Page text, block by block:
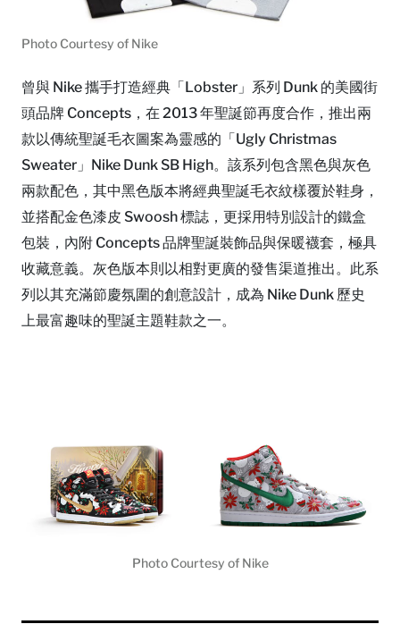
Photo Courtesy of Nike
曾與 Nike 攜手打造經典「Lobster」系列 Dunk 的美國街
頭品牌 Concepts，在 2013 年聖誕節再度合作，推出兩
款以傳統聖誕毛衣圖案為靈感的「Ugly Christmas
Sweater」Nike Dunk SB High。該系列包含黑色與灰色
兩款配色，其中黑色版本將經典聖誕毛衣紋樣覆於鞋身，
並搭配金色漆皮 Swoosh 標誌，更採用特別設計的鐵盒
包裝，內附 Concepts 品牌聖誕裝飾品與保暖襪套，極具
收藏意義。灰色版本則以相對更廣的發售渠道推出。此系
列以其充滿節慶氛圍的創意設計，成為 Nike Dunk 歷史
上最富趣味的聖誕主題鞋款之一。
Photo Courtesy of Nike